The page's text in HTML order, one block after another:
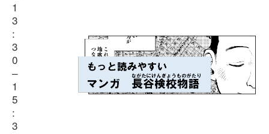
1
3
:
3
0
–
1
5
:
3